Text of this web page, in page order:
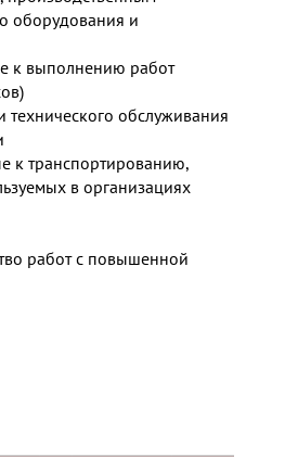
оборудования и
к выполнению работ
обслуживания
к транспортированию,
в организациях
работ с повышенной